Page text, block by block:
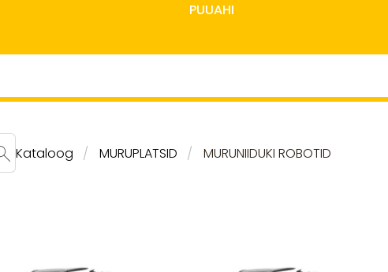
PUUAHI
Kataloog MURUPLATSID MURUNIIDUKI ROBOTID